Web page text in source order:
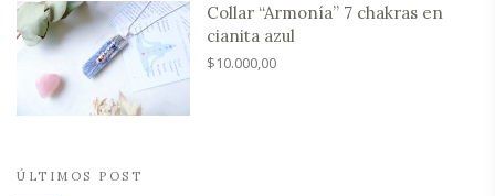
Collar “Armonía” 7 chakras en
cianita azul
$10.000,00
ÚLTIMOS POST